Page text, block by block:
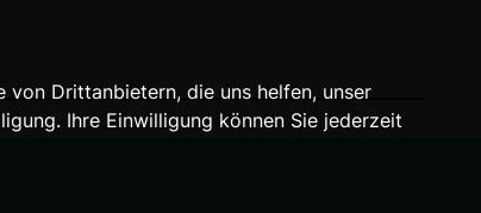
Drittanbietern, die uns helfen, unser
Ihre Einwilligung können Sie jederzeit